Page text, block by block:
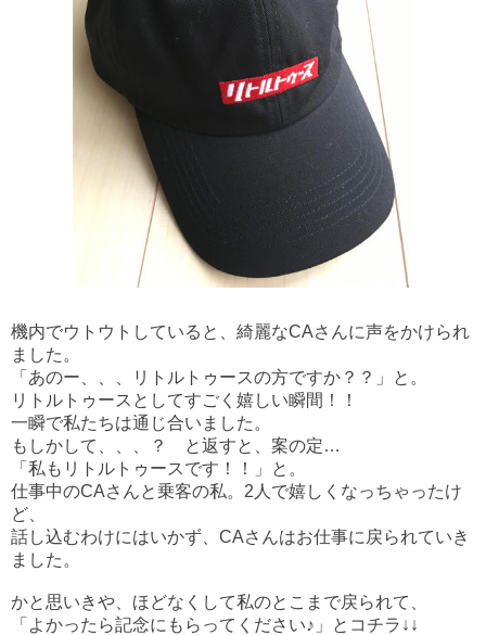
機内でウトウトしていると、綺麗なCAさんに声をかけられ
ました。
「あのー、、、リトルトゥースの方ですか？？」と。
リトルトゥースとしてすごく嬉しい瞬間！！
一瞬で私たちは通じ合いました。
もしかして、、、？ と返すと、案の定…
「私もリトルトゥースです！！」と。
仕事中のCAさんと乗客の私。2人で嬉しくなっちゃったけ
ど、
話し込むわけにはいかず、CAさんはお仕事に戻られていき
ました。
かと思いきや、ほどなくして私のとこまで戻られて、
「よかったら記念にもらってください♪」とコチラ↓↓